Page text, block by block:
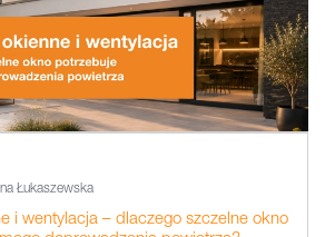
Łukaszewska
i wentylacja – dlaczego szczelne okno